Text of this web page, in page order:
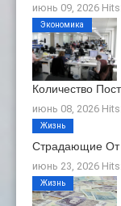
июнь 09, 2026
Количество
июнь 08, 2026
Экономика
Страдающие
июнь 23, 2026
Жизнь
Жизнь